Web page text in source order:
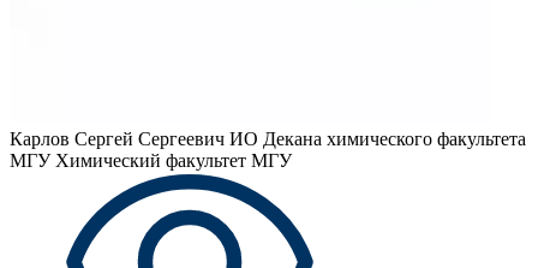
Карлов Сергей Сергеевич ИО Декана химического факультета
МГУ Химический факультет МГУ